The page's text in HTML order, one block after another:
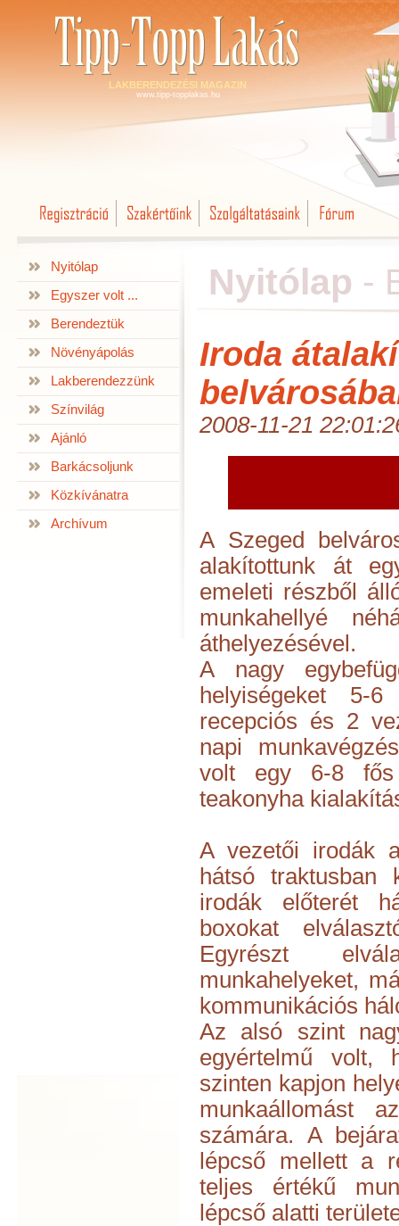
LAKBERENDEZÉSI MAGAZIN
www.tipp-topplakas.hu
Nyitólap
Egyszer volt ...
Berendeztük
Növényápolás
Lakberendezzünk
Színvilág
Ajánló
Barkácsoljunk
Közkívánatra
Archívum
Nyitólap -
Iroda
2008-11-21
A Szeged
alakítottunk át
emeleti részből
munkahellyé
áthelyezésével.
A nagy
helyiségeket 5-
recepciós és 2
napi
volt egy 6-8
teakonyha
A vezetői irodák
hátsó traktusban
irodák előterét
boxokat
Egyrészt
munkahelyeket,
kommunikációs
Az alsó szint
egyértelmű volt,
szinten kapjon
munkaállomást
számára. A
lépcső mellett a
teljes értékű
lépcső alatti